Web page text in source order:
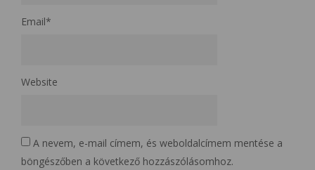
Email*
Website
A nevem, e-mail címem, és weboldalcímem mentése a
böngészőben a következő hozzászólásomhoz.